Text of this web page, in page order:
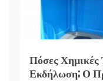
Πόσες Χημικές
Εκδήλωση; Ο